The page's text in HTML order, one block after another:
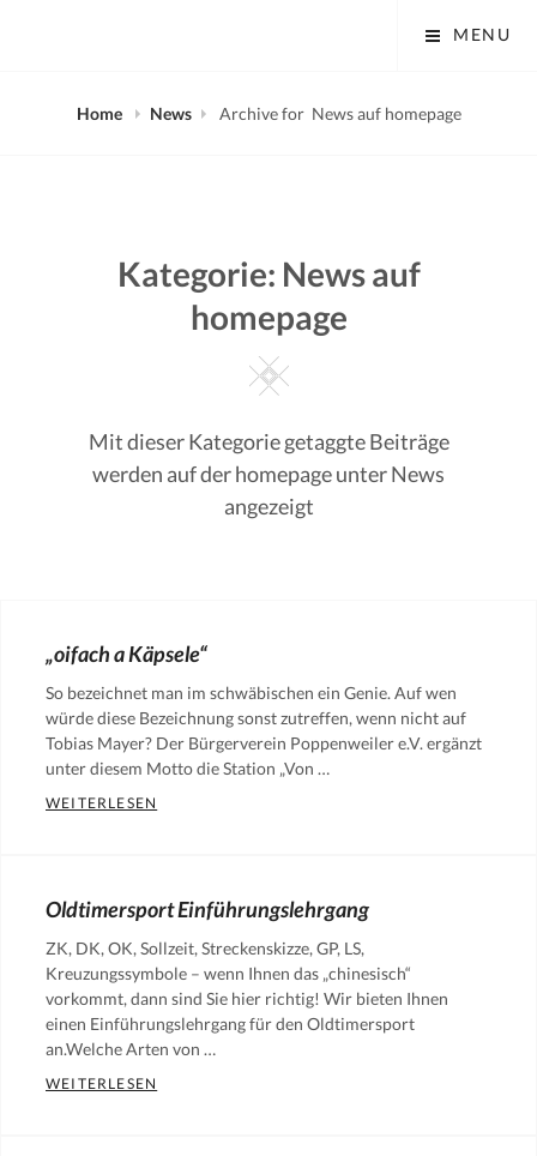
MENU
Home News Archive for News auf homepage
Kategorie: News auf
homepage
Square
Mit dieser Kategorie getaggte Beiträge
werden auf der homepage unter News
angezeigt
„oifach a Käpsele“
So bezeichnet man im schwäbischen ein Genie. Auf wen
würde diese Bezeichnung sonst zutreffen, wenn nicht auf
Tobias Mayer? Der Bürgerverein Poppenweiler e.V. ergänzt
unter diesem Motto die Station „Von …
WEITERLESEN
Mitteilungen
Vereins,
News,
News
auf
homepage
Oldtimersport Einführungslehrgang
ZK, DK, OK, Sollzeit, Streckenskizze, GP, LS,
Kreuzungssymbole – wenn Ihnen das „chinesisch“
vorkommt, dann sind Sie hier richtig! Wir bieten Ihnen
einen Einführungslehrgang für den Oldtimersport
an.Welche Arten von …
WEITERLESEN